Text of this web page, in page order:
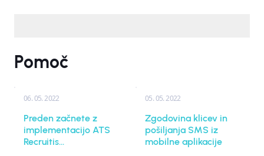
Pomoč
06. 05. 2022
Preden začnete z
implementacijo ATS
Recruitis...
05. 05. 2022
Zgodovina klicev in
pošiljanja SMS iz
mobilne aplikacije